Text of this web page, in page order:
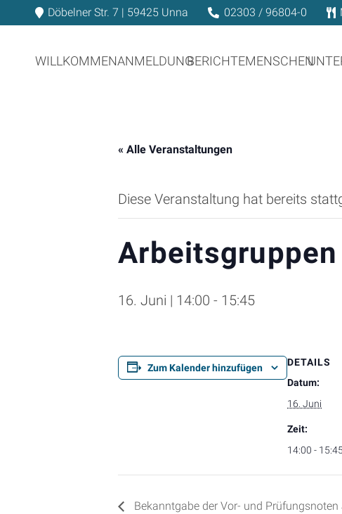
Döbelner Str. 7 | 59425 Unna 02303 / 96804-0
WILLKOMMENANMELDUNGBERICHTEMENSCHEN
« Alle Veranstaltungen
Diese Veranstaltung hat bereits
Arbeitsgruppen
16. Juni | 14:00 - 15:45
Zum Kalender hinzufügen
DETAILS
Datum:
16. Juni
Zeit:
14:00 - 15:45
Bekanntgabe der Vor- und Prüfungsnoten